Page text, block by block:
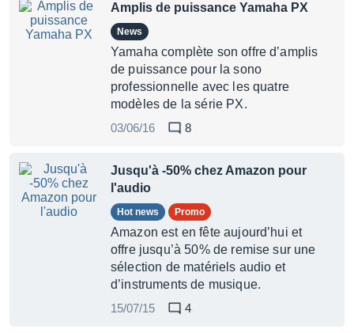
Amplis de puissance Yamaha PX
News
Yamaha complète son offre d’amplis
de puissance pour la sono
professionnelle avec les quatre
modèles de la série PX.
03/06/16
8
Jusqu'à -50% chez Amazon pour
l'audio
Hot news Promo
Amazon est en fête aujourd’hui et
offre jusqu’à 50% de remise sur une
sélection de matériels audio et
d’instruments de musique.
15/07/15
4